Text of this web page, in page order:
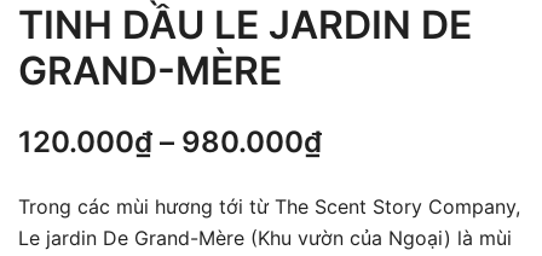
TINH DẦU LE JARDIN DE
GRAND-MÈRE
120.000₫ – 980.000₫Khoảng
từ
Trong các mùi hương tới từ The Scent Story Company,
Le jardin De Grand-Mère (Khu vườn của Ngoại) là mùi